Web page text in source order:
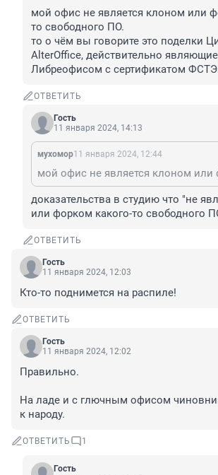
мой офис не является клоном или
то свободного ПО.
то о чём вы говорите это поделки
AlterOffice, действительно
Либреофисом с сертификатом
ОТВЕТИТЬ
Гость
11 января 2024, 14:13
мухомор11 января 2024, 12:44
доказательства в студию что "не
или форком какого-то свободного
ОТВЕТИТЬ
Гость
11 января 2024, 12:03
Кто-то поднимется на распиле!
ОТВЕТИТЬ
Гость
11 января 2024, 12:02
Правильно.
На ладе и с глючным офисом
к народу.
ОТВЕТИТЬ 1
Гость